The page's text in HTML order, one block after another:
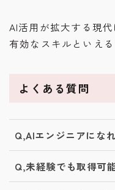
AI活用が拡大する現
有効なスキルといえる
よくある質問
Q,AIエンジニアにな
Q,未経験でも取得可